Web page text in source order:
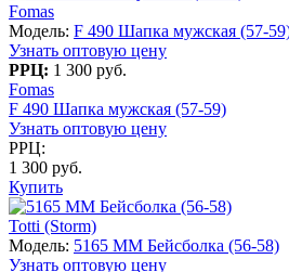
Fomas
Модель: F 490 Шапка мужская (57-
Узнать оптовую цену
РРЦ: 1 300 руб.
Fomas
F 490 Шапка мужская (57-59)
Узнать оптовую цену
РРЦ:
1 300 руб.
Купить
Totti (Storm)
Модель: 5165 MM Бейсболка (56-58)
Узнать оптовую цену